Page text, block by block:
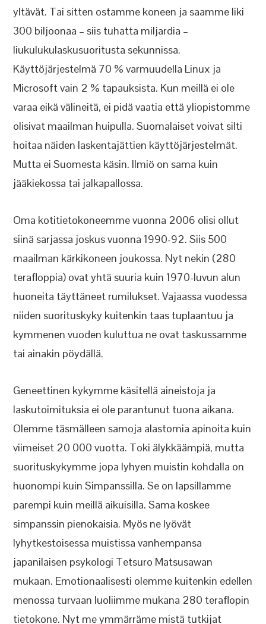
yltävät. Tai sitten ostamme koneen ja saamme liki
300 biljoonaa – siis tuhatta miljardia –
liukulukulaskusuoritusta sekunnissa.
Käyttöjärjestelmä 70 % varmuudella Linux ja
Microsoft vain 2 % tapauksista. Kun meillä ei ole
varaa eikä välineitä, ei pidä vaatia että yliopistomme
olisivat maailman huipulla. Suomalaiset voivat silti
hoitaa näiden laskentajättien käyttöjärjestelmät.
Mutta ei Suomesta käsin. Ilmiö on sama kuin
jääkiekossa tai jalkapallossa.
Oma kotitietokoneemme vuonna 2006 olisi ollut
siinä sarjassa joskus vuonna 1990-92. Siis 500
maailman kärkikoneen joukossa. Nyt nekin (280
terafloppia) ovat yhtä suuria kuin 1970-luvun alun
huoneita täyttäneet rumilukset. Vajaassa vuodessa
niiden suorituskyky kuitenkin taas tuplaantuu ja
kymmenen vuoden kuluttua ne ovat taskussamme
tai ainakin pöydällä.
Geneettinen kykymme käsitellä aineistoja ja
laskutoimituksia ei ole parantunut tuona aikana.
Olemme täsmälleen samoja alastomia apinoita kuin
viimeiset 20 000 vuotta. Toki älykkäämpiä, mutta
suorituskykymme jopa lyhyen muistin kohdalla on
huonompi kuin Simpanssilla. Se on lapsillamme
parempi kuin meillä aikuisilla. Sama koskee
simpanssin pienokaisia. Myös ne lyövät
lyhytkestoisessa muistissa vanhempansa
japanilaisen psykologi Tetsuro Matsusawan
mukaan. Emotionaalisesti olemme kuitenkin edellen
menossa turvaan luoliimme mukana 280 teraflopin
tietokone. Nyt me ymmärräme mistä tutkijat